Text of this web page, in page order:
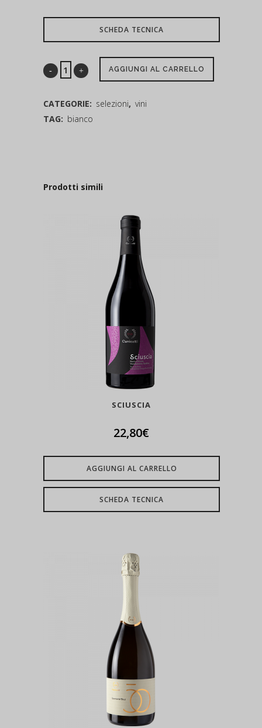
SCHEDA TECNICA
AGGIUNGI AL CARRELLO
CATEGORIE: selezioni, vini
TAG: bianco
Prodotti simili
SCIUSCIA
22,80€
AGGIUNGI AL CARRELLO
SCHEDA TECNICA